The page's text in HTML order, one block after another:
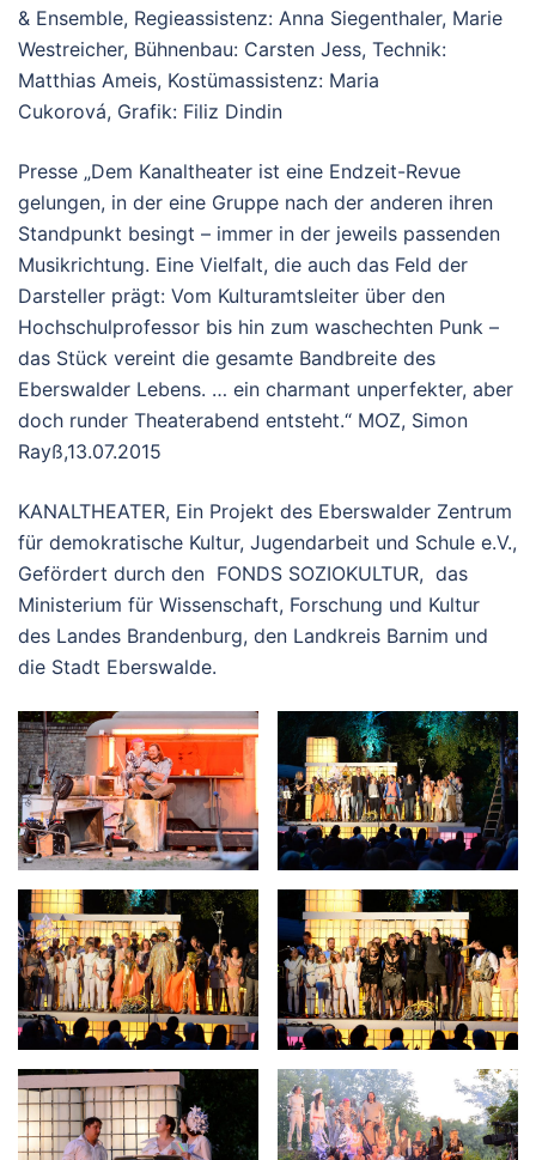
& Ensemble, Regieassistenz: Anna Siegenthaler, Marie
Westreicher, Bühnenbau: Carsten Jess, Technik:
Matthias Ameis, Kostümassistenz: Maria
Cukorová, Grafik: Filiz Dindin
Presse „Dem Kanaltheater ist eine Endzeit-Revue
gelungen, in der eine Gruppe nach der anderen ihren
Standpunkt besingt – immer in der jeweils passenden
Musikrichtung. Eine Vielfalt, die auch das Feld der
Darsteller prägt: Vom Kulturamtsleiter über den
Hochschulprofessor bis hin zum waschechten Punk –
das Stück vereint die gesamte Bandbreite des
Eberswalder Lebens. … ein charmant unperfekter, aber
doch runder Theaterabend entsteht.“ MOZ, Simon
Rayß,13.07.2015
KANALTHEATER, Ein Projekt des Eberswalder Zentrum
für demokratische Kultur, Jugendarbeit und Schule e.V.,
Gefördert durch den FONDS SOZIOKULTUR, das
Ministerium für Wissenschaft, Forschung und Kultur
des Landes Brandenburg, den Landkreis Barnim und
die Stadt Eberswalde.